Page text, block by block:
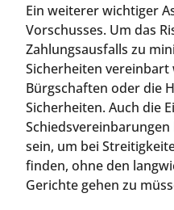
Ein weiterer wichtiger
Vorschusses. Um das
Zahlungsausfalls zu
Sicherheiten vereinbart
Bürgschaften oder die
Sicherheiten. Auch die
sein, um bei
finden, ohne den
Gerichte gehen zu